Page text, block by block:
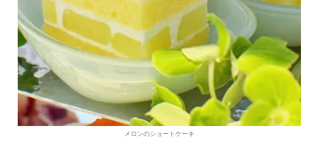
メロンのショートケーキ